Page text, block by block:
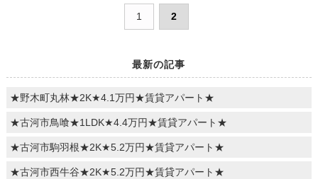
1 2
最新の記事
★野木町丸林★2K★4.1万円★賃貸アパート★
★古河市鳥喰★1LDK★4.4万円★賃貸アパート★
★古河市駒羽根★2K★5.2万円★賃貸アパート★
★古河市西牛谷★2K★5.2万円★賃貸アパート★